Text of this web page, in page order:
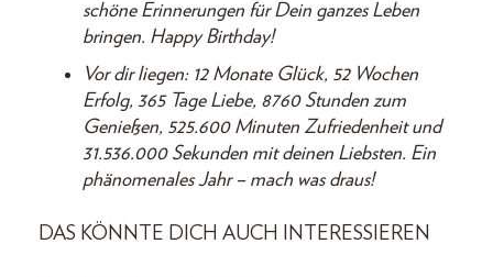
schöne Erinnerungen für Dein ganzes Leben
bringen. Happy Birthday!
Vor dir liegen: 12 Monate Glück, 52 Wochen
Erfolg, 365 Tage Liebe, 8760 Stunden zum
Genießen, 525.600 Minuten Zufriedenheit und
31.536.000 Sekunden mit deinen Liebsten. Ein
phänomenales Jahr – mach was draus!
DAS KÖNNTE DICH AUCH INTERESSIEREN